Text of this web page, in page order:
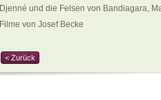
Djenné und die Felsen von Bandiagara,
Filme von Josef Becke
< Zurück